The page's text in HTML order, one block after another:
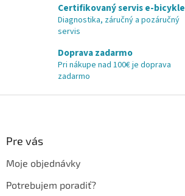
Certifikovaný servis e-bicykle
Diagnostika, záručný a pozáručný
servis
Doprava zadarmo
Pri nákupe nad 100€ je doprava
zadarmo
Pre vás
Moje objednávky
Potrebujem poradiť?